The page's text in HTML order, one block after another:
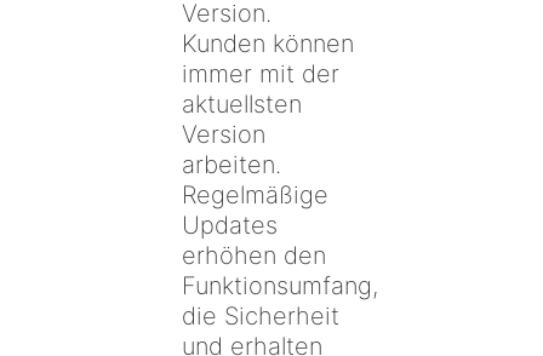
Version.
Kunden können
immer mit der
aktuellsten
Version
arbeiten.
Regelmäßige
Updates
erhöhen den
Funktionsumfang,
die Sicherheit
und erhalten